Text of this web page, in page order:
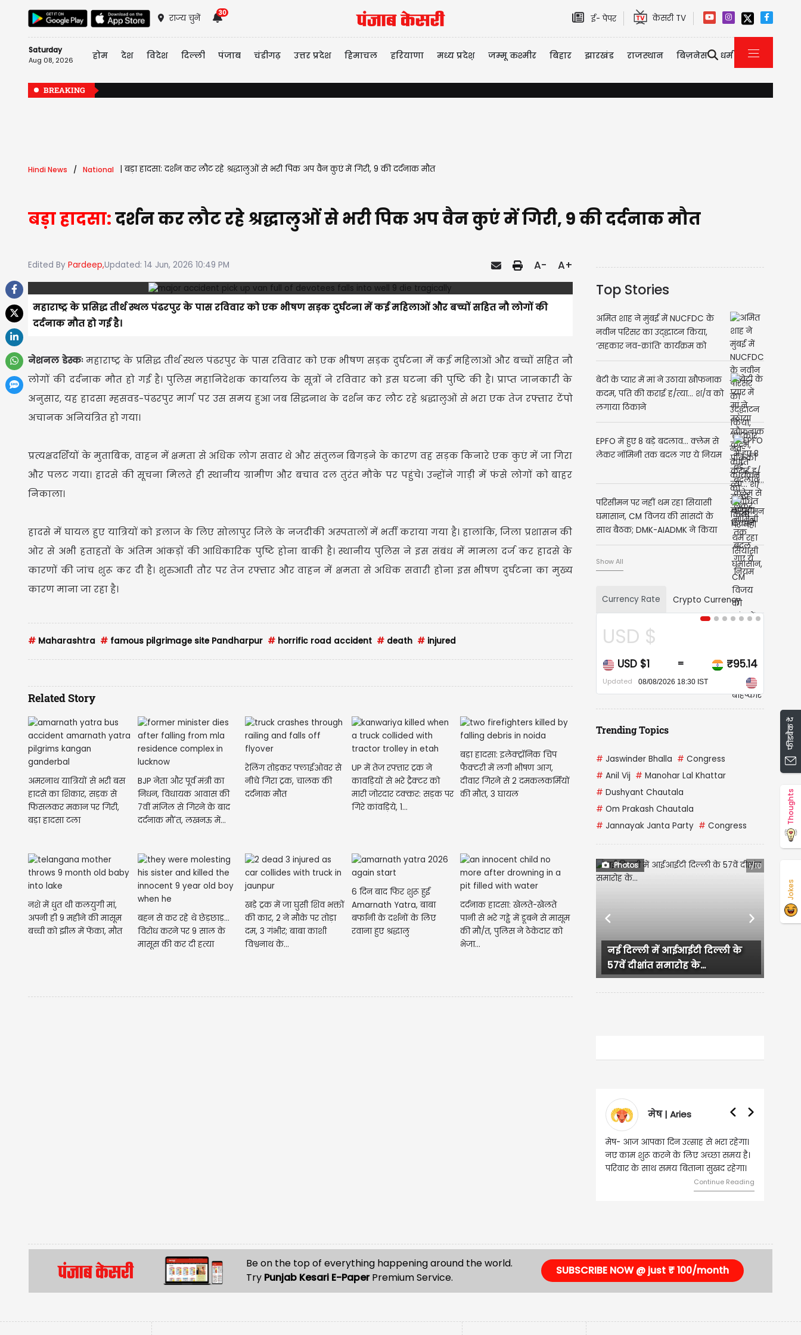
राज्य चुनें
30
ई- पेपर केसरी TV
Saturday
Aug 08, 2026 होम देश विदेश दिल्ली पंजाब चंडीगढ़ उत्तर प्रदेश हिमाचल हरियाणा मध्य प्रदेश़ जम्मू कश्मीर बिहार झारखंड राजस्थान बिज़नेस धर्म
BREAKING
Hindi News National |बड़ा हादसा: दर्शन कर लौट रहे श्रद्धालुओं से भरी पिक अप वैन कुएं में गिरी, 9 की दर्दनाक मौत
बड़ा हादसा:दर्शन कर लौट रहे श्रद्धालुओं से भरी पिक अप वैन कुएं में गिरी, 9 की दर्दनाक मौत
Edited By Pardeep,Updated: 14 Jun, 2026 10:49 PM A- A+
महाराष्ट्र के प्रसिद्ध तीर्थ स्थल पंढरपुर के पास रविवार को एक भीषण सड़क दुर्घटना में कई महिलाओं और बच्चों सहित नौ लोगों की
दर्दनाक मौत हो गई है।
नेशनल डेस्कः महाराष्ट्र के प्रसिद्ध तीर्थ स्थल पंढरपुर के पास रविवार को एक भीषण सड़क दुर्घटना में कई महिलाओं और बच्चों सहित नौ
लोगों की दर्दनाक मौत हो गई है। पुलिस महानिदेशक कार्यालय के सूत्रों ने रविवार को इस घटना की पुष्टि की है। प्राप्त जानकारी के
अनुसार, यह हादसा म्हसवड-पंढरपुर मार्ग पर उस समय हुआ जब सिद्धनाथ के दर्शन कर लौट रहे श्रद्धालुओं से भरा एक तेज रफ्तार टेंपो
अचानक अनियंत्रित हो गया।
प्रत्यक्षदर्शियों के मुताबिक, वाहन में क्षमता से अधिक लोग सवार थे और संतुलन बिगड़ने के कारण वह सड़क किनारे एक कुएं में जा गिरा
और पलट गया। हादसे की सूचना मिलते ही स्थानीय ग्रामीण और बचाव दल तुरंत मौके पर पहुंचे। उन्होंने गाड़ी में फंसे लोगों को बाहर
निकाला।
हादसे में घायल हुए यात्रियों को इलाज के लिए सोलापुर जिले के नजदीकी अस्पतालों में भर्ती कराया गया है। हालांकि, जिला प्रशासन की
ओर से अभी हताहतों के अंतिम आंकड़ों की आधिकारिक पुष्टि होना बाकी है। स्थानीय पुलिस ने इस संबंध में मामला दर्ज कर हादसे के
कारणों की जांच शुरू कर दी है। शुरुआती तौर पर तेज रफ्तार और वाहन में क्षमता से अधिक सवारी होना इस भीषण दुर्घटना का मुख्य
कारण माना जा रहा है।
# Maharashtra # famous pilgrimage site Pandharpur # horrific road accident # death # injured
Related Story
अमरनाथ यात्रियों से भरी बस
हादसे का शिकार, सड़क से
फिसलकर मकान पर गिरी,
बड़ा हादसा टला
BJP नेता और पूर्व मंत्री का
निधन, विधायक आवास की
7वीं मंजिल से गिरने के बाद
दर्दनाक मौ'त, लखनऊ में...
रेलिंग तोड़कर फ्लाईओवर से
नीचे गिरा ट्रक, चालक की
दर्दनाक मौत
UP में तेज रफ्तार ट्रक ने
कावड़ियों से भरे ट्रैक्टर को
मारी जोरदार टक्कर: सड़क पर
गिरे कांवड़िये, 1...
बड़ा हादसा: इलेक्ट्रॉनिक चिप
फैक्टरी में लगी भीषण आग,
दीवार गिरने से 2 दमकलकर्मियों
की मौत, 3 घायल
नशे में धुत थी कलयुगी मां,
अपनी ही 9 महीने की मासूम
बच्ची को झील में फेंका, मौत
बहन से कर रहे थे छेड़छाड़...
विरोध करने पर 9 साल के
मासूस की कर दी हत्या
खड़े ट्रक में जा घुसी शिव भक्तों
की कार, 2 ने मौके पर तोड़ा
दम, 3 गंभीर; बाबा काशी
विश्वनाथ के...
6 दिन बाद फिर शुरू हुई
Amarnath Yatra, बाबा
बर्फानी के दर्शनों के लिए
रवाना हुए श्रद्धालु
दर्दनाक हादसा: खेलते-खेलते
पानी से भरे गड्ढे में डूबने से मासूम
की मौ/त, पुलिस ने ठेकेदार को
भेजा...
Top Stories
अमित शाह ने मुंबई में NUCFDC के
नवीन परिसर का उद्द्घाटन किया,
‘सहकार नव-क्रांति’ कार्यक्रम को
संबोधित किया
बेटी के प्यार में मां ने उठाया खौफनाक
कदम, पति की कराई ह/त्या... श/व को
लगाया ठिकाने
EPFO में हुए 8 बड़े बदलाव... क्‍लेम से
लेकर नॉमिनी तक बदल गए ये नियम
परिसीमन पर नहीं थम रहा सियासी
घमासान, CM विजय की सांसदों के
साथ बैठक; DMK-AIADMK ने किया
बहिष्कार
Show All
Currency Rate Crypto Currency
USD $
USD $1 = ₹95.14
Updated 08/08/2026 18:30 IST
Trending Topics
# Jaswinder Bhalla # Congress
# Anil Vij # Manohar Lal Khattar
# Dushyant Chautala
# Om Prakash Chautala
# Jannayak Janta Party # Congress
Photos 1/10
नई दिल्ली में आईआईटी दिल्ली के
57वें दीक्षांत समारोह के...
Previous Next
मेष | Aries
मेष- आज आपका दिन उत्साह से भरा रहेगा।
नए काम शुरू करने के लिए अच्छा समय है।
परिवार के साथ समय बिताना सुखद रहेगा।
Continue Reading
समझकर...
Be on the top of everything happening around the world.
SUBSCRIBE NOW @ just ₹ 100/month
फीडबैक दें
Thoughts
Jokes